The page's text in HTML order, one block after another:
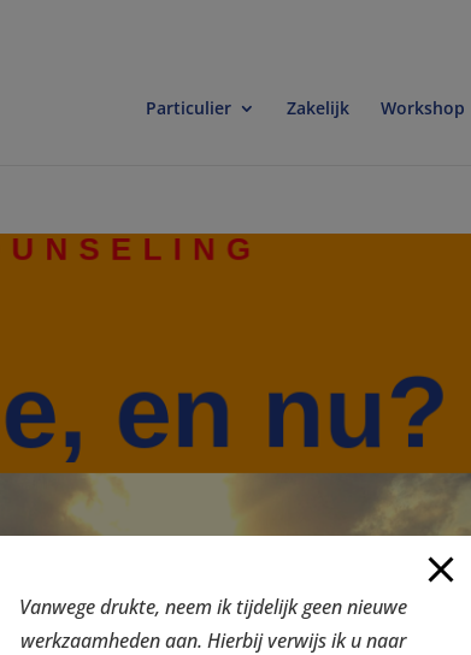
Particulier Zakelijk Workshop
Vanwege drukte, neem ik tijdelijk geen nieuwe
werkzaamheden aan. Hierbij verwijs ik u naar